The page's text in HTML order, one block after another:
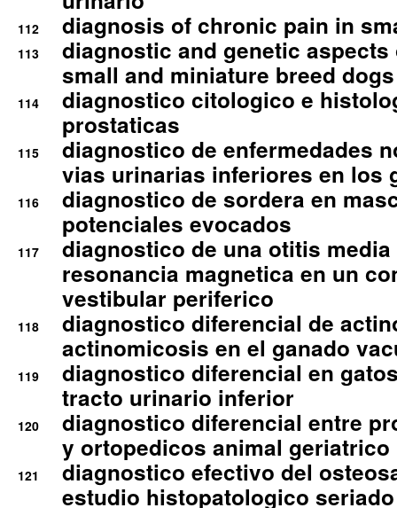
112 diagnosis of chronic pain in
113
diagnostic and genetic
small and miniature breed
114
diagnostico citologico e
prostaticas
115
diagnostico de enfermedades
vias urinarias inferiores en los
116
diagnostico de sordera en
potenciales evocados
117
diagnostico de una otitis
resonancia magnetica en un
vestibular periferico
118
diagnostico diferencial de
actinomicosis en el ganado
119
diagnostico diferencial en
tracto urinario inferior
120
diagnostico diferencial entre
y ortopedicos animal geriatrico
121
diagnostico efectivo del
estudio histopatologico seriado